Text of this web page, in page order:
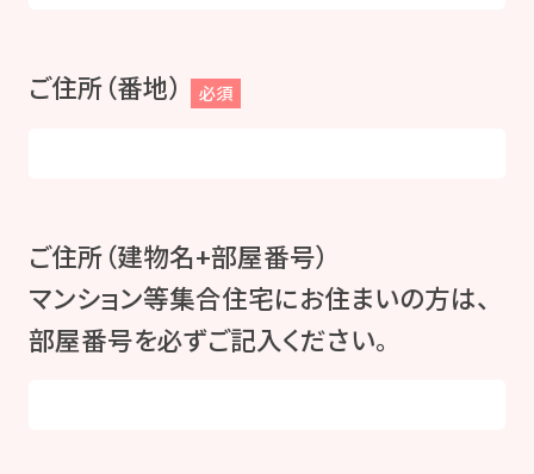
ご住所（番地） 必須
ご住所（建物名+部屋番号）
マンション等集合住宅にお住まいの方は、
部屋番号を必ずご記入ください。